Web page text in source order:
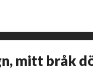
mitt bråk